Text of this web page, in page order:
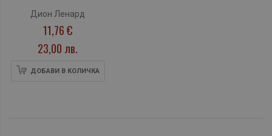
Дион Ленард
11,76 €
23,00 лв.
ДОБАВИ В КОЛИЧКА